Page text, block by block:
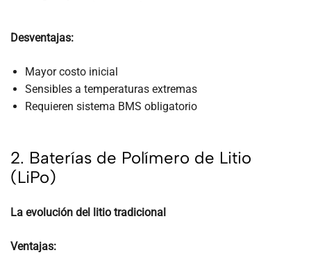
Desventajas:
Mayor costo inicial
Sensibles a temperaturas extremas
Requieren sistema BMS obligatorio
2. Baterías de Polímero de Litio
(LiPo)
La evolución del litio tradicional
Ventajas: